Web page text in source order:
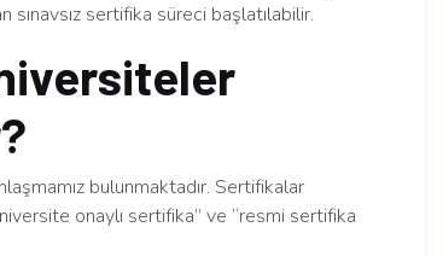
sertifika süreci başlatılabilir.
bulunmaktadır. Sertifikalar
onaylı sertifika” ve “resmi sertifika